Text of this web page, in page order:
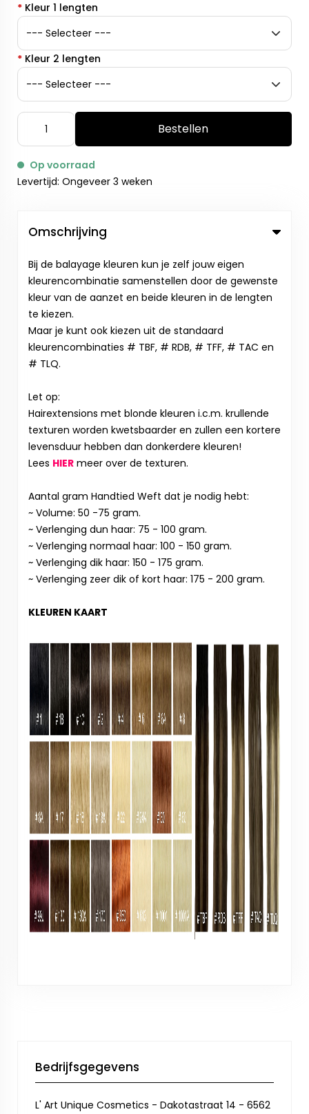
* Kleur 1 lengten
* Kleur 2 lengten
Bestellen
Op voorraad
Levertijd: Ongeveer 3 weken
Omschrijving
Bij de balayage kleuren kun je zelf jouw eigen
kleurencombinatie samenstellen door de gewenste
kleur van de aanzet en beide kleuren in de lengten
te kiezen.
Maar je kunt ook kiezen uit de standaard
kleurencombinaties # TBF, # RDB, # TFF, # TAC en
# TLQ.
Let op:
Hairextensions met blonde kleuren i.c.m. krullende
texturen worden kwetsbaarder en zullen een kortere
levensduur hebben dan donkerdere kleuren!
Lees HIER meer over de texturen.
Aantal gram Handtied Weft dat je nodig hebt:
~ Volume: 50 -75 gram.
~ Verlenging dun haar: 75 - 100 gram.
~ Verlenging normaal haar: 100 - 150 gram.
~ Verlenging dik haar: 150 - 175 gram.
~ Verlenging zeer dik of kort haar: 175 - 200 gram.
KLEUREN KAART
Bedrijfsgegevens
L' Art Unique Cosmetics - Dakotastraat 14 - 6562